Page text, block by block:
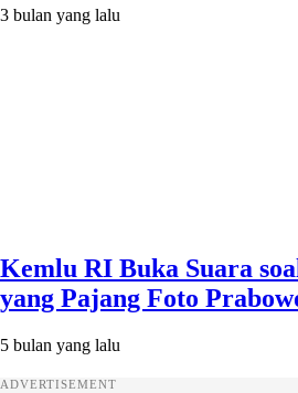
3 bulan yang lalu
Kemlu RI Buka Suara
yang Pajang Foto
5 bulan yang lalu
ADVERTISEMENT